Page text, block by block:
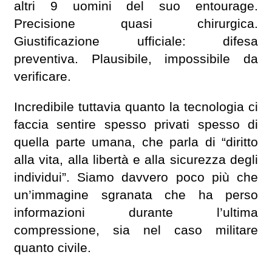
altri 9 uomini del suo entourage.
Precisione quasi chirurgica.
Giustificazione ufficiale: difesa
preventiva. Plausibile, impossibile da
verificare.
Incredibile tuttavia quanto la tecnologia ci
faccia sentire spesso privati spesso di
quella parte umana, che parla di “diritto
alla vita, alla libertà e alla sicurezza degli
individui”. Siamo davvero poco più che
un’immagine sgranata che ha perso
informazioni durante l’ultima
compressione, sia nel caso militare
quanto civile.